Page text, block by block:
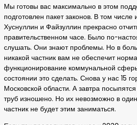
Мы готовы вас максимально в этом
подготовлен пакет законов. В том
Хуснуллин и Файзуллин прекрасно
правительственном часе. Было по-
слушать. Они знают проблемы. Но в
никакой частник вам не обеспечит
функционирование коммунальной
состоянии это сделать. Снова у нас 15
Московской области. А завтра
труб изношено. Но их невозможно в
частник не будет этим заниматься.